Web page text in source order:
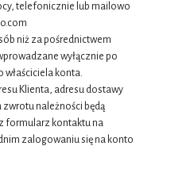
telefonicznie lub mailowo
niż za pośrednictwem
wyłącznie po
konta.
Klienta, adresu dostawy
należności będą
formularz kontaktu na
zalogowaniu się na konto